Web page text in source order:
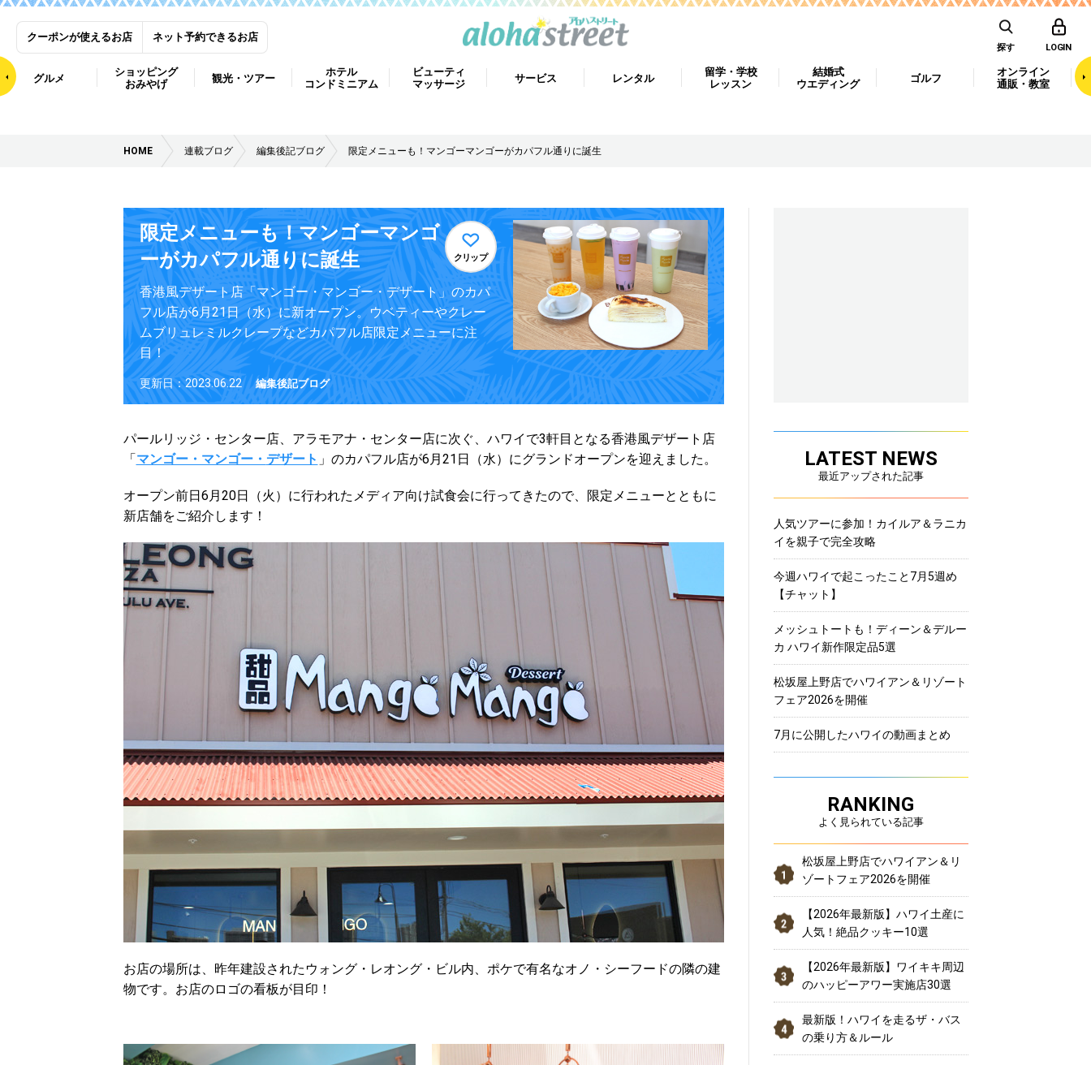
クーポンが使えるお店 ネット予約できるお店
探す LOGIN
グルメ
ショッピング
おみやげ
観光・ツアー
ホテル
コンドミニアム
ビューティ
マッサージ
サービス レンタル
留学・学校
レッスン
結婚式
ウエディング
ゴルフ
オンライン
通販・教室
HOME 連載ブログ 編集後記ブログ 限定メニューも！マンゴーマンゴーがカパフル通りに誕生
限定メニューも！マンゴーマンゴ
ーがカパフル通りに誕生
クリップ
香港風デザート店「マンゴー・マンゴー・デザート」のカパ
フル店が6月21日（水）に新オープン。ウベティーやクレー
ムブリュレミルクレープなどカパフル店限定メニューに注
目！
更新日：2023.06.22 編集後記ブログ
パールリッジ・センター店、アラモアナ・センター店に次ぐ、ハワイで3軒目となる香港風デザート店
「マンゴー・マンゴー・ デザート 」のカパフル店が6月21日（水） にグランドオープンを迎えました。
オープン前日6月20日（火）に行われたメディア向け試食会に行ってきたので、限定メニューとともに
新店舗をご紹介します！
お店の場所は、昨年建設されたウォング・ レオング・ビル内、ポケで有名なオノ・ シーフードの隣の建
物です。お店のロゴの看板が目印！
LATEST NEWS
最近アップされた記事
人気ツアーに参加！カイルア＆ラニカ
イを親子で完全攻略
今週ハワイで起こったこと7月5週め
【チャット】
メッシュトートも！ディーン＆デルー
カ ハワイ新作限定品5選
松坂屋上野店でハワイアン＆リゾート
フェア2026を開催
7月に公開したハワイの動画まとめ
RANKING
よく見られている記事
松坂屋上野店でハワイアン＆リ
ゾートフェア2026を開催
【2026年最新版】ハワイ土産に
人気！絶品クッキー10選
【2026年最新版】ワイキキ周辺
のハッピーアワー実施店30選
最新版！ハワイを走るザ・バス
の乗り方＆ルール